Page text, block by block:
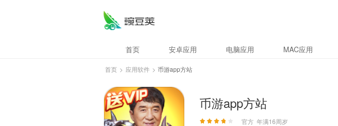
首页 安卓应用 电脑应用 MAC应用
首页 > 应用软件 > 币游app方站
币游app方站
官方 年满16周岁